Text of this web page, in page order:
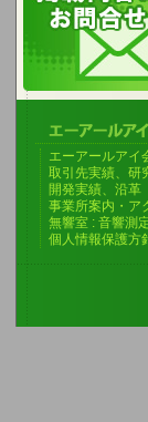
エーアールアイ
取引先実績、研
開発実績、沿革
事業所案内・ア
無響室 : 音響測
個人情報保護方